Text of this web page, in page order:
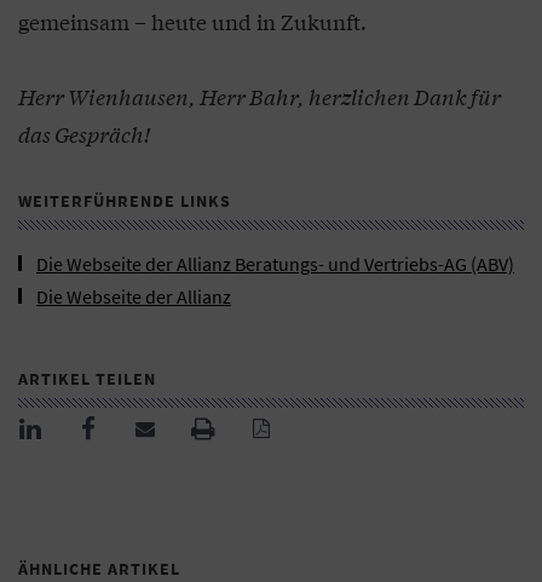
gemeinsam – heute und in Zukunft.
Herr Wienhausen, Herr Bahr, herzlichen Dank für
das Gespräch!
WEITERFÜHRENDE LINKS
Die Webseite der Allianz Beratungs- und Vertriebs-AG (ABV)
Die Webseite der Allianz
ARTIKEL TEILEN
ÄHNLICHE ARTIKEL